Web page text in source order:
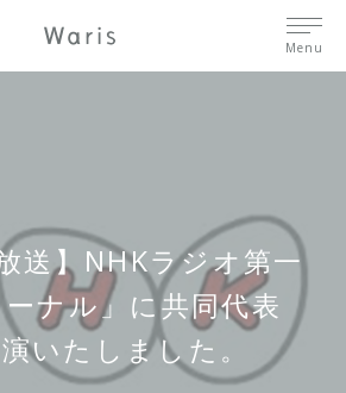
Menu
送】NHKラジオ第一
ナル」に共同代表
いたしました。